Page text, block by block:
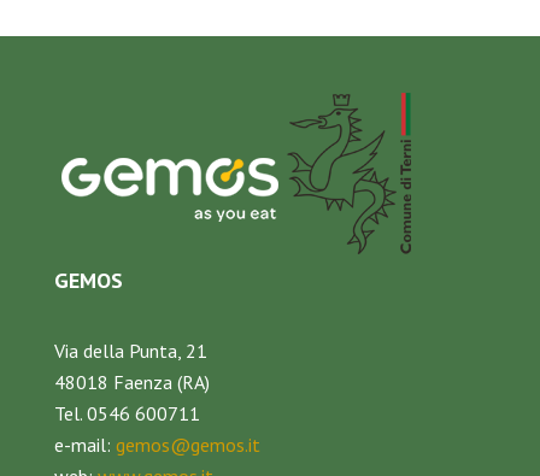
GEMOS
Via della Punta, 21
48018 Faenza (RA)
Tel. 0546 600711
e-mail: gemos@gemos.it